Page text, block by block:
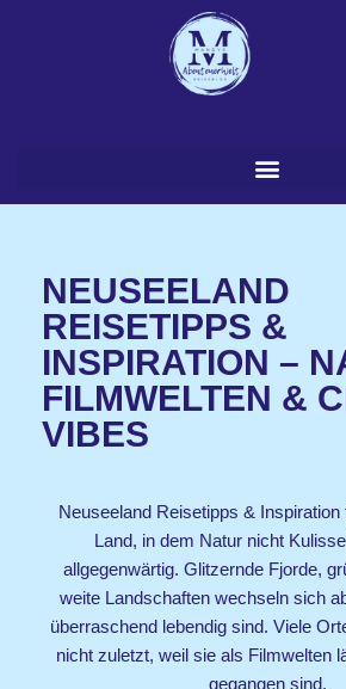
NEUSEELAND
REISETIPPS &
INSPIRATION –
FILMWELTEN &
VIBES
Neuseeland Reisetipps & Inspiration
Land, in dem Natur nicht
allgegenwärtig. Glitzernde Fjorde,
weite Landschaften wechseln sich
überraschend lebendig sind. Viele
nicht zuletzt, weil sie als Filmwelten
gegangen sind.